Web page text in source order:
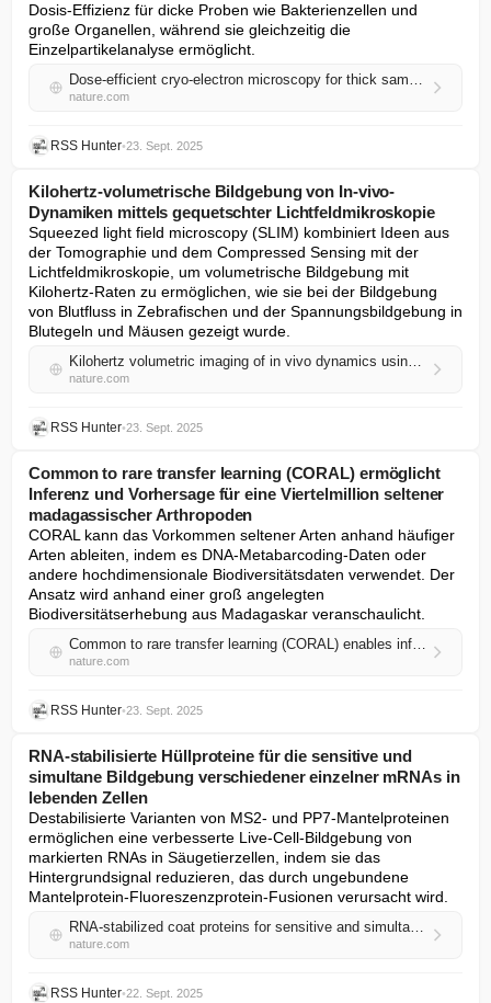
Dosis-Effizienz für dicke Proben wie Bakterienzellen und
große Organellen, während sie gleichzeitig die
Einzelpartikelanalyse ermöglicht.
Dose-efficient cryo-electron microscopy for thick samples using tilt- corrected scanning transmission electron microscopy
nature.com
RSS Hunter•23. Sept. 2025
Kilohertz-volumetrische Bildgebung von In-vivo-
Dynamiken mittels gequetschter Lichtfeldmikroskopie
Squeezed light field microscopy (SLIM) kombiniert Ideen aus
der Tomographie und dem Compressed Sensing mit der
Lichtfeldmikroskopie, um volumetrische Bildgebung mit
Kilohertz-Raten zu ermöglichen, wie sie bei der Bildgebung
von Blutfluss in Zebrafischen und der Spannungsbildgebung in
Blutegeln und Mäusen gezeigt wurde.
Kilohertz volumetric imaging of in vivo dynamics using squeezed light field microscopy
nature.com
RSS Hunter•23. Sept. 2025
Common to rare transfer learning (CORAL) ermöglicht
Inferenz und Vorhersage für eine Viertelmillion seltener
madagassischer Arthropoden
CORAL kann das Vorkommen seltener Arten anhand häufiger
Arten ableiten, indem es DNA-Metabarcoding-Daten oder
andere hochdimensionale Biodiversitätsdaten verwendet. Der
Ansatz wird anhand einer groß angelegten
Biodiversitätserhebung aus Madagaskar veranschaulicht.
Common to rare transfer learning (CORAL) enables inference and prediction for a quarter million rare Malagasy arthropods
nature.com
RSS Hunter•23. Sept. 2025
RNA-stabilisierte Hüllproteine für die sensitive und
simultane Bildgebung verschiedener einzelner mRNAs in
lebenden Zellen
Destabilisierte Varianten von MS2- und PP7-Mantelproteinen
ermöglichen eine verbesserte Live-Cell-Bildgebung von
markierten RNAs in Säugetierzellen, indem sie das
Hintergrundsignal reduzieren, das durch ungebundene
Mantelprotein-Fluoreszenzprotein-Fusionen verursacht wird.
RNA-stabilized coat proteins for sensitive and simultaneous imaging of distinct single mRNAs in live cells
nature.com
RSS Hunter•22. Sept. 2025